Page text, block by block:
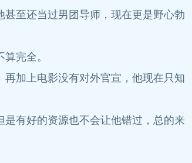
至还当过男团导师，现在更是野心勃
完全。
加上电影没有对外官宣，他现在只知
有好的资源也不会让他错过，总的来